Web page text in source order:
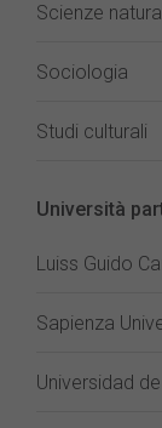
Scienze
Sociologia
Studi culturali
Università
Luiss Guido
Sapienza
Universidad